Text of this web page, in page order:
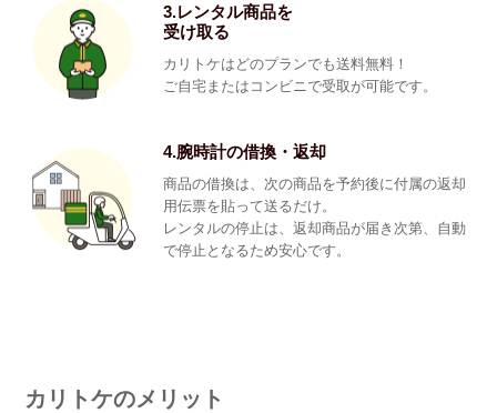
3.レンタル商品を
受け取る
カリトケはどのプランでも送料無料！
ご自宅またはコンビニで受取が可能です。
4.腕時計の借換・返却
商品の借換は、次の商品を予約後に付属の返却
用伝票を貼って送るだけ。
レンタルの停止は、返却商品が届き次第、自動
で停止となるため安心です。
カリトケのメリット